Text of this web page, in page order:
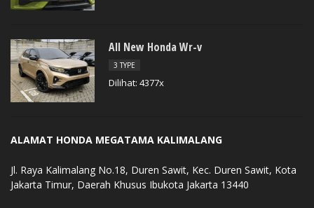
All New Honda Wr-v
3 TYPE
Dilihat: 4377x
ALAMAT HONDA MEGATAMA KALIMALANG
Jl. Raya Kalimalang No.18, Duren Sawit, Kec. Duren Sawit, Kota
Jakarta Timur, Daerah Khusus Ibukota Jakarta 13440